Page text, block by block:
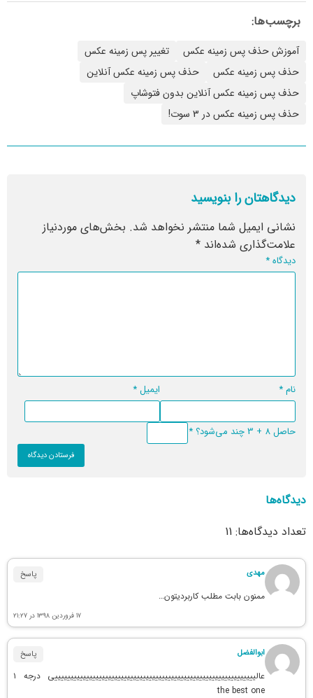
برچسب‌ها:
آموزش حذف پس زمینه عکس
تغییر پس زمینه عکس
حذف پس زمينه عكس
حذف پس زمینه عکس آنلاین
حذف پس زمینه عکس آنلاین بدون فتوشاپ
حذف پس زمینه عکس در 3 سوت!
دیدگاهتان را بنویسید
نشانی ایمیل شما منتشر نخواهد شد. بخش‌های موردنیاز
علامت‌گذاری شده‌اند *
دیدگاه*
نام* ایمیل*
حاصل 8 + 3 چند می‌شود؟ *
دیدگاه‌ها
تعداد دیدگاه‌ها: 11
مهدی پاسخ
ممنون بابت مطلب کاربردیتون…
۱۷ فروردین ۱۳۹۸ در ۲۱:۲۷
ابوالفضل پاسخ
عالییییییییییییییییییییییییییییییییییییییییییییییییییییییییییییییییی درجه ۱
the best one